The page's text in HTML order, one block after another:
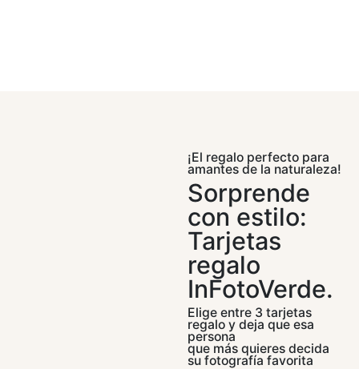
¡El regalo perfecto para
amantes de la naturaleza!
Sorprende
con estilo:
Tarjetas
regalo
InFotoVerde.
Elige entre 3 tarjetas
regalo y deja que esa
persona
que más quieres decida
su fotografía favorita